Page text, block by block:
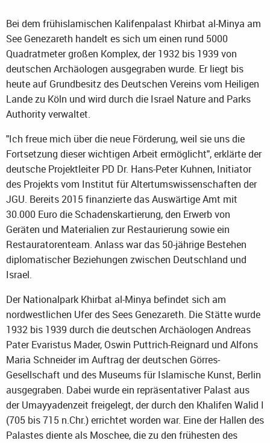
Bei dem frühislamischen Kalifenpalast Khirbat al-Minya am
See Genezareth handelt es sich um einen rund 5000
Quadratmeter großen Komplex, der 1932 bis 1939 von
deutschen Archäologen ausgegraben wurde. Er liegt bis
heute auf Grundbesitz des Deutschen Vereins vom Heiligen
Lande zu Köln und wird durch die Israel Nature and Parks
Authority verwaltet.
"Ich freue mich über die neue Förderung, weil sie uns die
Fortsetzung dieser wichtigen Arbeit ermöglicht", erklärte der
deutsche Projektleiter PD Dr. Hans-Peter Kuhnen, Initiator
des Projekts vom Institut für Altertumswissenschaften der
JGU. Bereits 2015 finanzierte das Auswärtige Amt mit
30.000 Euro die Schadenskartierung, den Erwerb von
Geräten und Materialien zur Restaurierung sowie ein
Restauratorenteam. Anlass war das 50-jährige Bestehen
diplomatischer Beziehungen zwischen Deutschland und
Israel.
Der Nationalpark Khirbat al-Minya befindet sich am
nordwestlichen Ufer des Sees Genezareth. Die Stätte wurde
1932 bis 1939 durch die deutschen Archäologen Andreas
Pater Evaristus Mader, Oswin Puttrich-Reignard und Alfons
Maria Schneider im Auftrag der deutschen Görres-
Gesellschaft und des Museums für Islamische Kunst, Berlin
ausgegraben. Dabei wurde ein repräsentativer Palast aus
der Umayyadenzeit freigelegt, der durch den Khalifen Walid I
(705 bis 715 n.Chr.) errichtet worden war. Eine der Hallen des
Palastes diente als Moschee, die zu den frühesten des